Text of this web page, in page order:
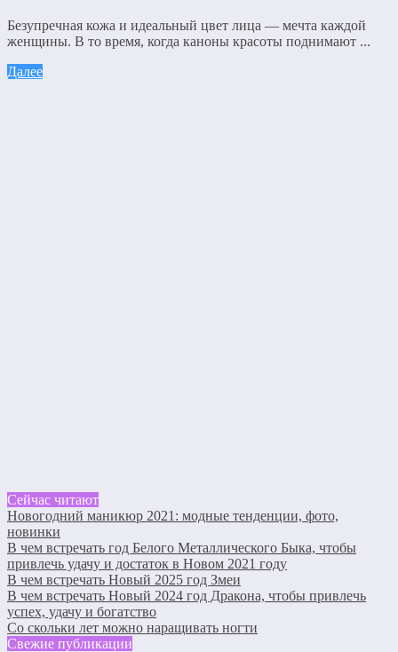
Безупречная кожа и идеальный цвет лица — мечта каждой
женщины. В то время, когда каноны красоты поднимают ...
Далее
Сейчас читают
Новогодний маникюр 2021: модные тенденции, фото,
новинки
В чем встречать год Белого Металлического Быка, чтобы
привлечь удачу и достаток в Новом 2021 году
В чем встречать Новый 2025 год Змеи
В чем встречать Новый 2024 год Дракона, чтобы привлечь
успех, удачу и богатство
Со скольки лет можно наращивать ногти
Свежие публикации